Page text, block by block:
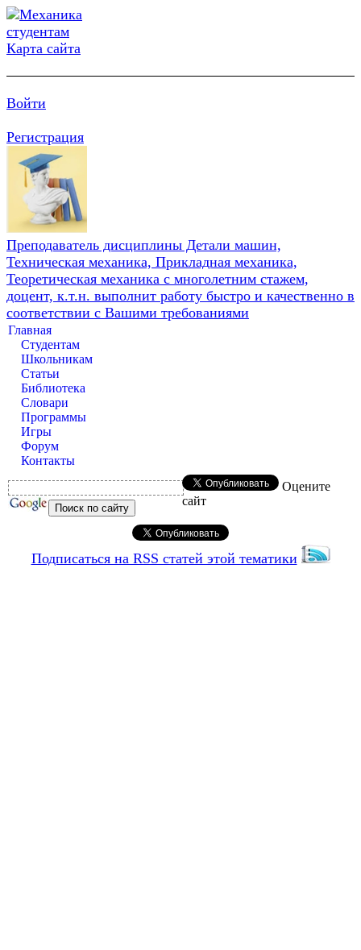
Карта сайта
Войти
Регистрация
Преподаватель дисциплины Детали машин,
Техническая механика, Прикладная механика,
Теоретическая механика с многолетним стажем,
доцент, к.т.н. выполнит работу быстро и качественно в
соответствии с Вашими требованиями
Главная
Студентам
Школьникам
Статьи
Библиотека
Словари
Программы
Игры
Форум
Контакты
Оцените
сайт
Подписаться на RSS статей этой тематики